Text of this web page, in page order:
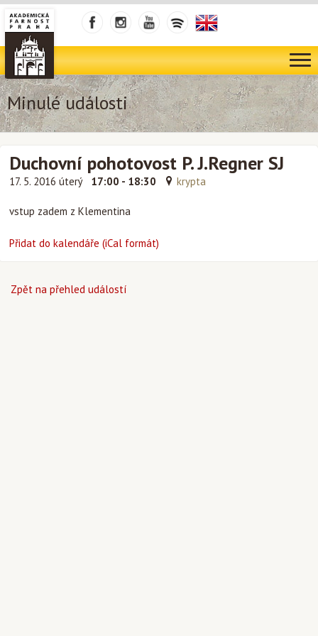
Minulé události
Duchovní pohotovost P. J.Regner SJ
17. 5. 2016 úterý 17:00 - 18:30 krypta
vstup zadem z Klementina
Přidat do kalendáře (iCal formát)
Zpět na přehled událostí